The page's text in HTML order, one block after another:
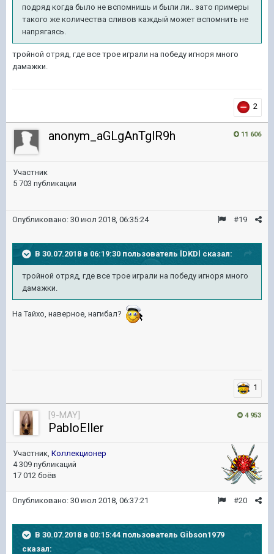
подряд когда было не вспомнишь и были ли.. зато примеры
такого же количества сливов каждый может вспомнить не
напрягаясь.
тройной отряд, где все трое играли на победу игноря много
дамажки.
2
11 606
anonym_aGLgAnTglR9h
Участник
5 703 публикации
#19
Опубликовано: 30 июл 2018, 06:35:24
В 30.07.2018 в 06:19:30 пользователь lDKDl сказал:
тройной отряд, где все трое играли на победу игноря много
дамажки.
На Тайхо, наверное, нагибал?
1
4 953
[9-MAY]
PabloEller
Участник, Коллекционер
4 309 публикаций
17 012 боёв
#20
Опубликовано: 30 июл 2018, 06:37:21
В 30.07.2018 в 00:15:44 пользователь Gibson1979
сказал: